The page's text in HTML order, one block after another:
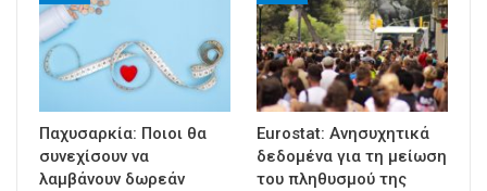
Παχυσαρκία: Ποιοι θα
συνεχίσουν να
λαμβάνουν δωρεάν
Eurostat: Ανησυχητικά
δεδομένα για τη μείωση
του πληθυσμού της